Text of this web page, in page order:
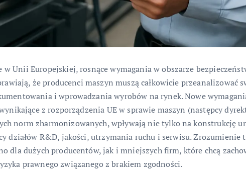
Unii Europejskiej, rosnące wymagania w obszarze
że producenci maszyn muszą całkowicie przeanalizować
i wprowadzania wyrobów na rynek. Nowe
z rozporządzenia UE w sprawie maszyn (następcy
norm zharmonizowanych, wpływają nie tylko na konstrukcję
działów R&D, jakości, utrzymania ruchu i serwisu. Zrozumienie
dla dużych producentów, jak i mniejszych firm, które chcą
prawnego związanego z brakiem zgodności.